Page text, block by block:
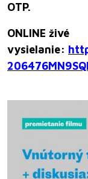
OTP.
ONLINE živé
vysielanie: